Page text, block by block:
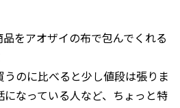
をアオザイの布で包んでくれる
のに比べると少し値段は張りま
なっている人など、ちょっと特